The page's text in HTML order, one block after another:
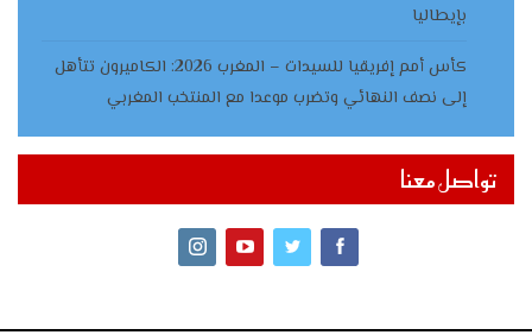
بإيطاليا
كأس أمم إفريقيا للسيدات – المغرب 2026: الكاميرون تتأهل
إلى نصف النهائي وتضرب موعدا مع المنتخب المغربي
تواصل معنا